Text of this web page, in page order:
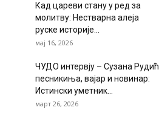
Кад цареви стану у ред за
молитву: Нестварна алеја
руске историје...
мај 16, 2026
ЧУДО интервју – Сузана Рудић
песникиња, вајар и новинар:
Истински уметник...
март 26, 2026